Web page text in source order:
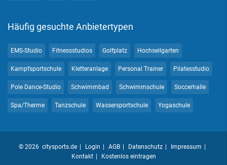
Häufig gesuchte Anbietertypen
EMS-Studio Fitnessstudios Golfplatz Hochseilgarten
Kampfsportschule Kletteranlage Personal Trainer Pilatesstudio
Pole Dance-Studio Schwimmbad Schwimmschule Soccerhalle
Spa/Therme Tanzschule Wassersportschule Yogaschule
© 2026 citysports.de Login AGB Datenschutz
Impressum
Kontakt
Kostenlos eintragen